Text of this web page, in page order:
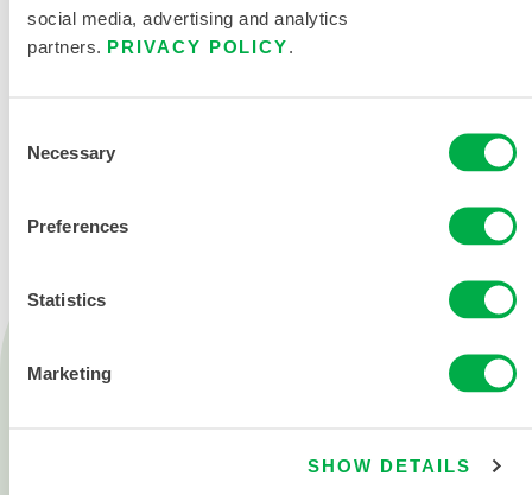
social media, advertising and analytics
partners. PRIVACY POLICY
Selection
Necessary
Preferences
Statistics
Marketing
SHOW DETAILS
Fuego